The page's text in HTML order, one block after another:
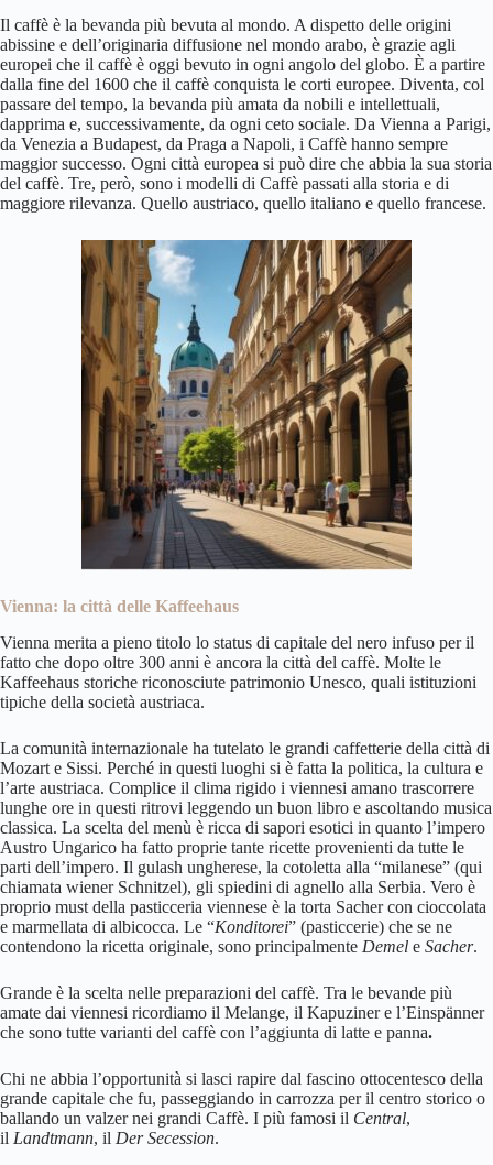
Il caffè è la bevanda più bevuta al mondo. A dispetto delle origini
abissine e dell’originaria diffusione nel mondo arabo, è grazie agli
europei che il caffè è oggi bevuto in ogni angolo del globo. È a partire
dalla fine del 1600 che il caffè conquista le corti europee. Diventa, col
passare del tempo, la bevanda più amata da nobili e intellettuali,
dapprima e, successivamente, da ogni ceto sociale. Da Vienna a Parigi,
da Venezia a Budapest, da Praga a Napoli, i Caffè hanno sempre
maggior successo. Ogni città europea si può dire che abbia la sua storia
del caffè. Tre, però, sono i modelli di Caffè passati alla storia e di
maggiore rilevanza. Quello austriaco, quello italiano e quello francese.
Vienna: la città delle Kaffeehaus
Vienna merita a pieno titolo lo status di capitale del nero infuso per il
fatto che dopo oltre 300 anni è ancora la città del caffè. Molte le
Kaffeehaus storiche riconosciute patrimonio Unesco, quali istituzioni
tipiche della società austriaca.
La comunità internazionale ha tutelato le grandi caffetterie della città di
Mozart e Sissi. Perché in questi luoghi si è fatta la politica, la cultura e
l’arte austriaca. Complice il clima rigido i viennesi amano trascorrere
lunghe ore in questi ritrovi leggendo un buon libro e ascoltando musica
classica. La scelta del menù è ricca di sapori esotici in quanto l’impero
Austro Ungarico ha fatto proprie tante ricette provenienti da tutte le
parti dell’impero. Il gulash ungherese, la cotoletta alla “milanese” (qui
chiamata wiener Schnitzel), gli spiedini di agnello alla Serbia. Vero è
proprio must della pasticceria viennese è la torta Sacher con cioccolata
e marmellata di albicocca. Le “Konditorei” (pasticcerie) che se ne
contendono la ricetta originale, sono principalmente Demel e Sacher.
Grande è la scelta nelle preparazioni del caffè. Tra le bevande più
amate dai viennesi ricordiamo il Melange, il Kapuziner e l’Einspänner
che sono tutte varianti del caffè con l’aggiunta di latte e panna.
Chi ne abbia l’opportunità si lasci rapire dal fascino ottocentesco della
grande capitale che fu, passeggiando in carrozza per il centro storico o
ballando un valzer nei grandi Caffè. I più famosi il Central,
il Landtmann, il Der Secession.